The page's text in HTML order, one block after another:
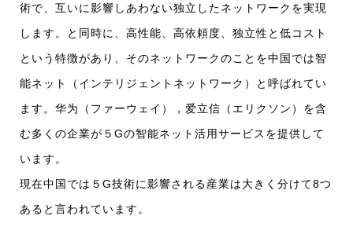
術で、互いに影響しあわない独立したネットワークを実現
します。と同時に、高性能、高依頼度、独立性と低コスト
という特徴があり、そのネットワークのことを中国では智
能ネット（インテリジェントネットワーク）と呼ばれてい
ます。华为（ファーウェイ），爱立信（エリクソン）を含
む多くの企業が５Gの智能ネット活用サービスを提供して
います。
現在中国では５G技術に影響される産業は大きく分けて8つ
あると言われています。